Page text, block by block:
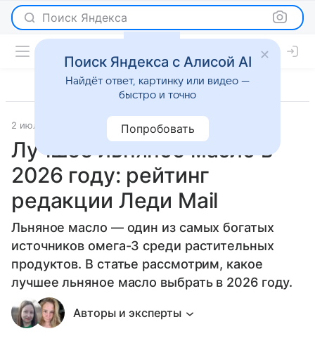
Поиск Яндекса
2 июля 2026
Лучшее льняное масло в
2026 году: рейтинг
редакции Леди Mail
Льняное масло — один из самых богатых
источников омега-3 среди растительных
продуктов. В статье рассмотрим, какое
лучшее льняное масло выбрать в 2026 году.
Авторы и эксперты
Поиск Яндекса с Алисой AI
Найдёт ответ, картинку или видео —
быстро и точно
Попробовать